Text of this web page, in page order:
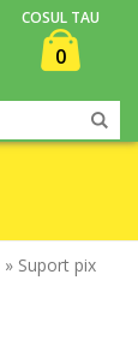
COSUL TAU
0
» Suport pix